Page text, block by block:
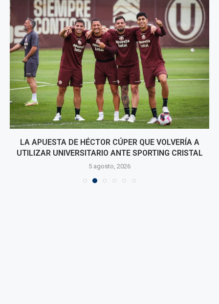
LA APUESTA DE HÉCTOR CÚPER QUE VOLVERÍA A
UTILIZAR UNIVERSITARIO ANTE SPORTING CRISTAL
5 agosto, 2026